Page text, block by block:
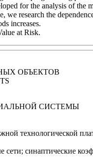
for the analysis of
research the
increases.
at Risk.
ОБЪЕКТОВ
СИСТЕМЫ
технологической
сети; синаптические